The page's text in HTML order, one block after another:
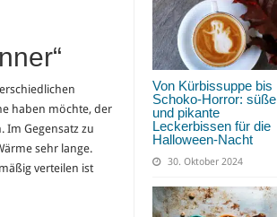
Von Kürbissuppe bis
Schoko-Horror: süße
und pikante
Leckerbissen für die
Halloween-Nacht
30. Oktober 2024
haben möchte, der
Im Gegensatz zu
sehr lange.
verteilen ist